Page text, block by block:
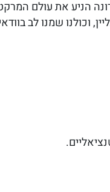
הניע את עולם
וכולנו שמנו לב